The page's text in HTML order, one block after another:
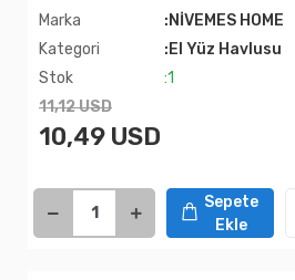
Marka
:NİVEMES HOME
Kategori
:El Yüz Havlusu
Stok
:1
11,12 USD
10,49 USD
Sepete
Ekle